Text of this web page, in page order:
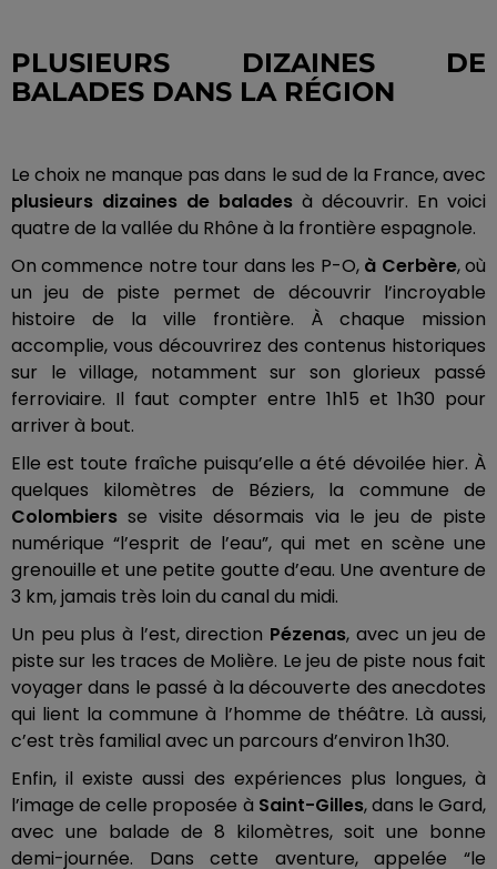
PLUSIEURS DIZAINES DE
BALADES DANS LA RÉGION
Le choix ne manque pas dans le sud de la France, avec
plusieurs dizaines de balades à découvrir. En voici
quatre de la vallée du Rhône à la frontière espagnole.
On commence notre tour dans les P-O,à Cerbère, où
un jeu de piste permet de découvrir l’incroyable
histoire de la ville frontière. À chaque mission
accomplie, vous découvrirez des contenus historiques
sur le village, notamment sur son glorieux passé
ferroviaire. Il faut compter entre 1h15 et1h30 pour
arriver à bout.
Elle est toute fraîche puisqu’elle a été dévoilée hier. À
quelques kilomètres de Béziers, la commune de
Colombiers se visite désormais via le jeu de piste
numérique “l’esprit de l’eau”, qui met en scène une
grenouille et une petite goutte d’eau. Une aventure de
3 km, jamais très loin du canal du midi.
Un peu plus à l’est, direction Pézenas, avec un jeu de
piste sur les traces de Molière. Le jeu de piste nous fait
voyager dans le passé à la découverte des anecdotes
qui lient la commune à l’homme de théâtre. Là aussi,
c’est très familial avec un parcours d’environ 1h30.
Enfin, il existe aussi des expériences plus longues, à
l’image de celle proposée à Saint-Gilles, dans le Gard,
avec une balade de 8 kilomètres, soit une bonne
demi-journée. Dans cette aventure, appelée “le